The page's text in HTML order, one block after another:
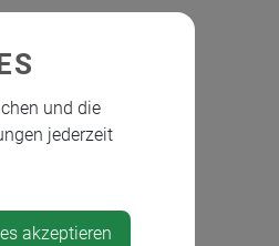
und die
jederzeit
akzeptieren